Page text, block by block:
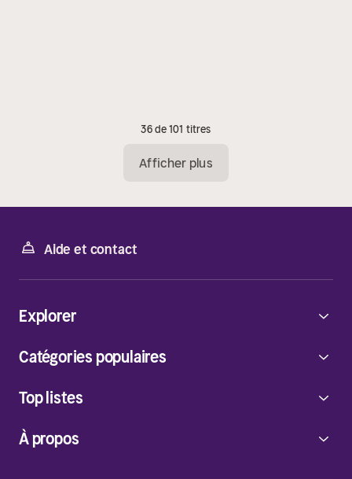
36 de 101 titres
Afficher plus
Aide et contact
À propos
Explorer
Catégories populaires
Top listes